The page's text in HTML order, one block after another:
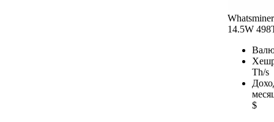
14.5W
Th/s
$